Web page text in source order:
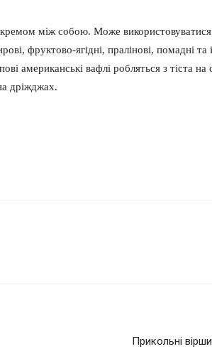
між собою. Може використовуватися
фруктово-ягідні, пралінові, помадні та
американські вафлі робляться з тіста на
дріжджах.
Прикольні